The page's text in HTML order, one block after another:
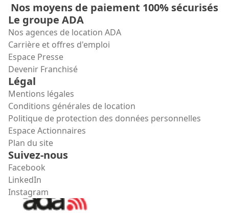
Nos moyens de paiement 100% sécurisés
Le groupe ADA
Nos agences de location ADA
Carrière et offres d'emploi
Espace Presse
Devenir Franchisé
Légal
Mentions légales
Conditions générales de location
Politique de protection des données personnelles
Espace Actionnaires
Plan du site
Suivez-nous
Facebook
LinkedIn
Instagram